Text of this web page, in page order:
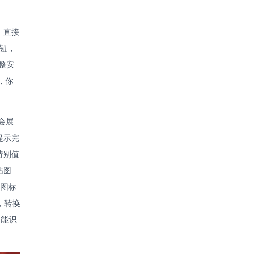
直接
，
安
你
展
示完
别值
图
标
转换
识